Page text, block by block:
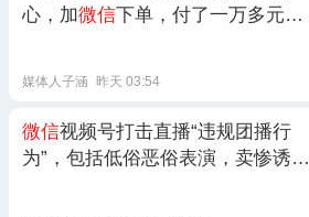
心，加微信下单，付了一万多元。
媒体人子涵 昨天 03:54
微信视频号打击直播“违规团播行
为”，包括低俗恶俗表演，卖惨诱导